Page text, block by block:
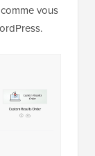
vous